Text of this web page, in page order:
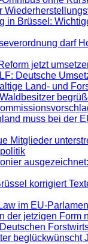
in Brüssel:
darf
jetzt
Deutsche
Land- und
muss bei der
Mitglieder
korrigiert
im EU-
der jetzigen Form
beglückwünscht